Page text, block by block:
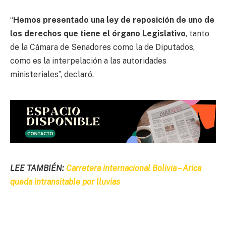
“Hemos presentado una ley de reposición de uno de
los derechos que tiene el órgano Legislativo, tanto
de la Cámara de Senadores como la de Diputados,
como es la interpelación a las autoridades
ministeriales”, declaró.
LEE TAMBIÉN: Carretera internacional Bolivia – Arica
queda intransitable por lluvias